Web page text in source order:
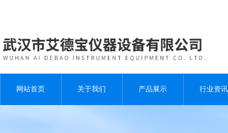
网站首页 关于我们 产品展示 行业资讯